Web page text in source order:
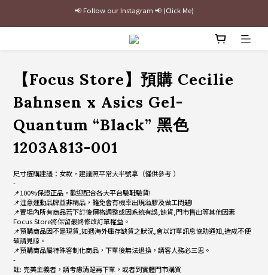
最新三方聯名倒鉤，火熱預購接單中🔥
【Focus Store】預購 Cecilie
Bahnsen x Asics Gel-
Quantum “Black” 黑色
1203A813-001
尺寸選購建議：女款，建議照平常大半號拿（僅供參考 ）
-
📌100%保證正品，歡迎配合各大平台驗鞋驗貨!
📌注意運動品牌並非精品，難免會有機率出現溢膠及做工問題!
📌賣場內所有商品若下訂後價格調整或因系統有誤,缺貨,門市售出等其他因素
Focus Store將保留最終修改訂單權益。
📌預購商品因不是現貨,如遇海外庫存缺貨之狀況,會以訂單訊息協助通知,造成不便
敬請見諒。
📌預購商品屬特殊客制化商品，下單後無法退換，請客人務必三思。
-
註: 完美主義者，請考慮清楚再下單，或者到實體門市購買